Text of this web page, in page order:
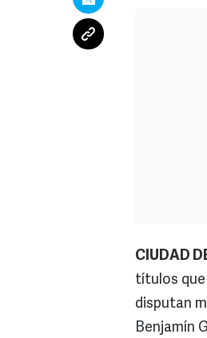
CIUDAD
títulos que
disputan
Benjamín